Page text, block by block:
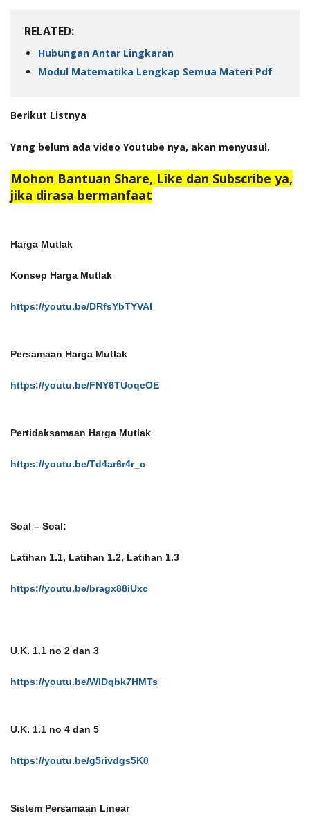
RELATED:
Hubungan Antar Lingkaran
Modul Matematika Lengkap Semua Materi Pdf
Berikut Listnya
Yang belum ada video Youtube nya, akan menyusul.
Mohon Bantuan Share, Like dan Subscribe ya,
jika dirasa bermanfaat
Harga Mutlak
Konsep Harga Mutlak
https://youtu.be/DRfsYbTYVAI
Persamaan Harga Mutlak
https://youtu.be/FNY6TUoqeOE
Pertidaksamaan Harga Mutlak
https://youtu.be/Td4ar6r4r_c
Soal – Soal:
Latihan 1.1, Latihan 1.2, Latihan 1.3
https://youtu.be/bragx88iUxc
U.K. 1.1 no 2 dan 3
https://youtu.be/WIDqbk7HMTs
U.K. 1.1 no 4 dan 5
https://youtu.be/g5rivdgs5K0
Sistem Persamaan Linear